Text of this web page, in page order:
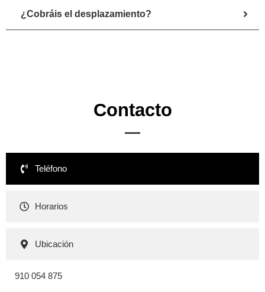
¿Cobráis el desplazamiento?
Contacto
Teléfono
Horarios
Ubicación
910 054 875